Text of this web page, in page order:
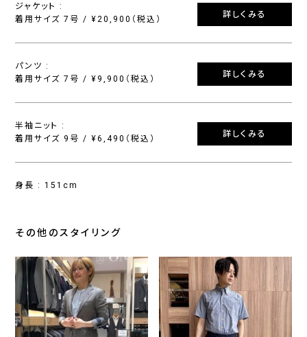
ジャケット :
着用サイズ 7号 / ¥20,900（税込）
詳しくみる
パンツ :
着用サイズ 7号 / ¥9,900（税込）
詳しくみる
半袖ニット :
着用サイズ 9号 / ¥6,490（税込）
詳しくみる
身長 : 151cm
その他のスタイリング